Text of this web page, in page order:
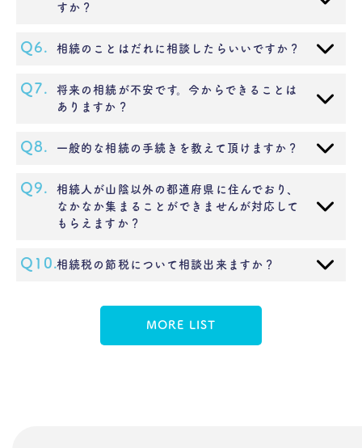
すか？
Q6. 相続のことはだれに相談したらいいですか？
Q7.
将来の相続が不安です。今からできることは
ありますか？
Q8. 一般的な相続の手続きを教えて頂けますか？
Q9.
相続人が山陰以外の都道府県に住んでおり、
なかなか集まることができませんが対応して
もらえますか？
Q10.相続税の節税について相談出来ますか？
MORE LIST